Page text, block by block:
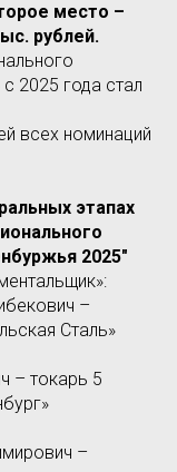
место –
рублей.
2025 года стал
всех номинаций
этапах
2025"
–
Сталь»
– токарь 5
–